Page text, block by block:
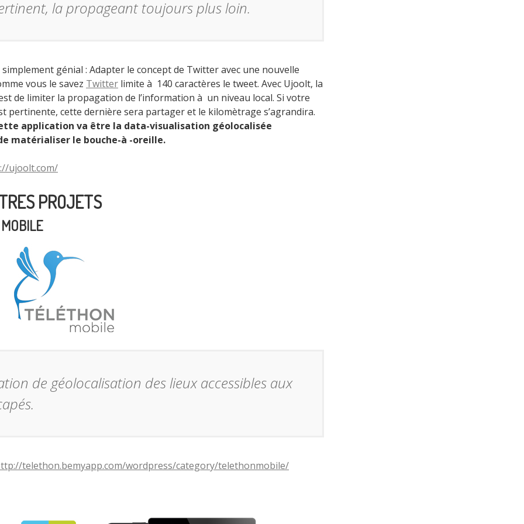
la propageant toujours plus loin.
simplement génial : Adapter le concept de Twitter avec une nouvelle
vous le savez Twitter limite à 140 caractères le tweet. Avec Ujoolt, la
de limiter la propagation de l’information à un niveau local. Si votre
pertinente, cette dernière sera partager et le kilomètrage s’agrandira.
application va être la data-visualisation géolocalisée
matérialiser le bouche-à -oreille.
ujoolt.com/
PROJETS
de géolocalisation des lieux accessibles aux
telethon.bemyapp.com/wordpress/category/telethonmobile/